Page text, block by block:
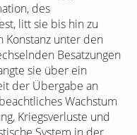
des
litt sie bis hin zu
Konstanz unter den
Besatzungen
sie über ein
der Übergabe an
Wachstum
Kriegsverluste und